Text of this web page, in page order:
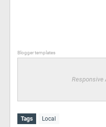
Blogger templates
Responsive
Tags Local